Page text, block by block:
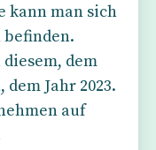
kann man sich
dem
dem Jahr 2023.
auf